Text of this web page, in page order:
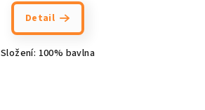
Detail
Složení: 100% bavlna